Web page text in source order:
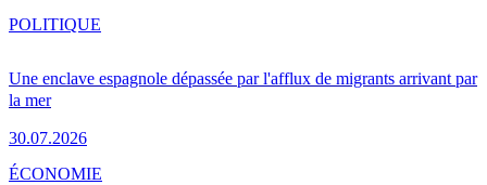
Une enclave espagnole dépassée par l'afflux de migrants arrivant par
la mer
30.07.2026
POLITIQUE
ÉCONOMIE